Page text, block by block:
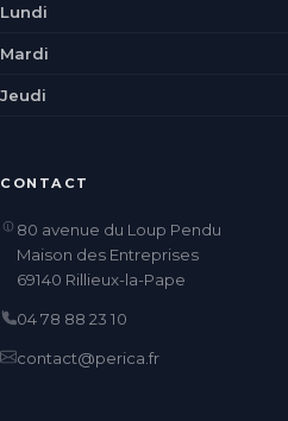
Lundi
Mardi
Jeudi
CONTACT
80 avenue du Loup Pendu
Maison des Entreprises
69140 Rillieux-la-Pape
04 78 88 23 10
contact@perica.fr